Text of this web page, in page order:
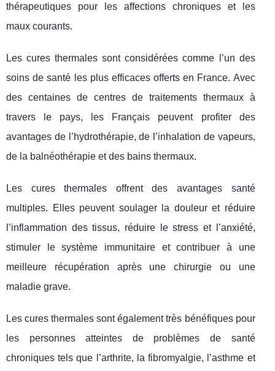
thérapeutiques pour les affections chroniques et les
maux courants.
Les cures thermales sont considérées comme l’un des
soins de santé les plus efficaces offerts en France. Avec
des centaines de centres de traitements thermaux à
travers le pays, les Français peuvent profiter des
avantages de l’hydrothérapie, de l’inhalation de vapeurs,
de la balnéothérapie et des bains thermaux.
Les cures thermales offrent des avantages santé
multiples. Elles peuvent soulager la douleur et réduire
l’inflammation des tissus, réduire le stress et l’anxiété,
stimuler le système immunitaire et contribuer à une
meilleure récupération après une chirurgie ou une
maladie grave.
Les cures thermales sont également très bénéfiques pour
les personnes atteintes de problèmes de santé
chroniques tels que l’arthrite, la fibromyalgie, l’asthme et